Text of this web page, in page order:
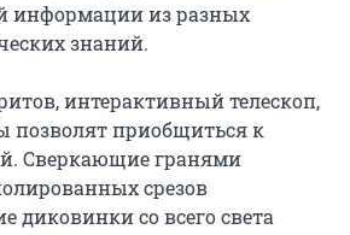
информации из разных
знаний.
интерактивный телескоп,
позволят приобщиться к
Сверкающие гранями
срезов
диковинки со всего света